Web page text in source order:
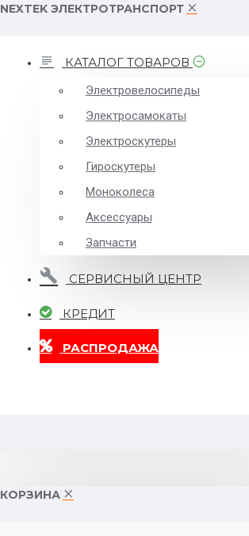
NEXTEK ЭЛЕКТРОТРАНСПОРТ
КАТАЛОГ ТОВАРОВ
Электровелосипеды
Электросамокаты
Электроскутеры
Гироскутеры
Моноколеса
Аксессуары
Запчасти
СЕРВИСНЫЙ ЦЕНТР
КРЕДИТ
РАСПРОДАЖА
КОРЗИНА